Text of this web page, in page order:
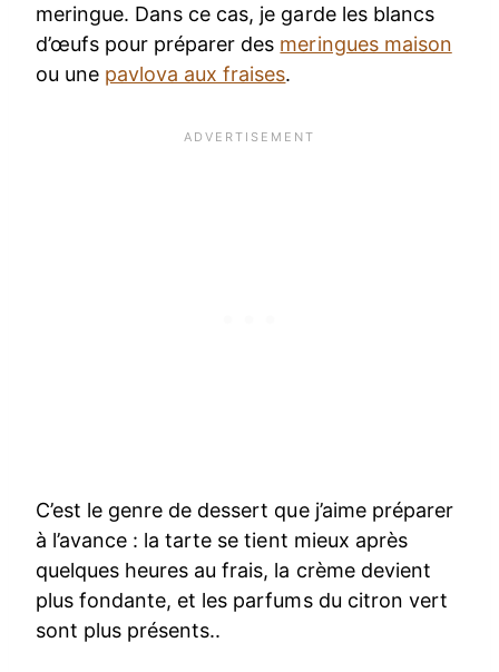
meringue. Dans ce cas, je garde les blancs
d’œufs pour préparer des meringues maison
ou une pavlova aux fraises.
C’est le genre de dessert que j’aime préparer
à l’avance : la tarte se tient mieux après
quelques heures au frais, la crème devient
plus fondante, et les parfums du citron vert
sont plus présents..